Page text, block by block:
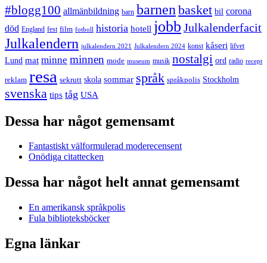
#blogg100 allmänbildning barn barnen basket bil corona
död England fest film fotboll historia hotell jobb Julkalenderfacit
Julkalendern julkalendern 2021 Julkalendern 2024 konst kåseri lifvet
Lund mat minne minnen mode museum musik nostalgi ord radio recept
reklam resa sekrutt skola sommar språk språkpolis Stockholm
svenska tips tåg USA
Dessa har något gemensamt
Fantastiskt välformulerad moderecensent
Onödiga citattecken
Dessa har något helt annat gemensamt
En amerikansk språkpolis
Fula biblioteksböcker
Egna länkar